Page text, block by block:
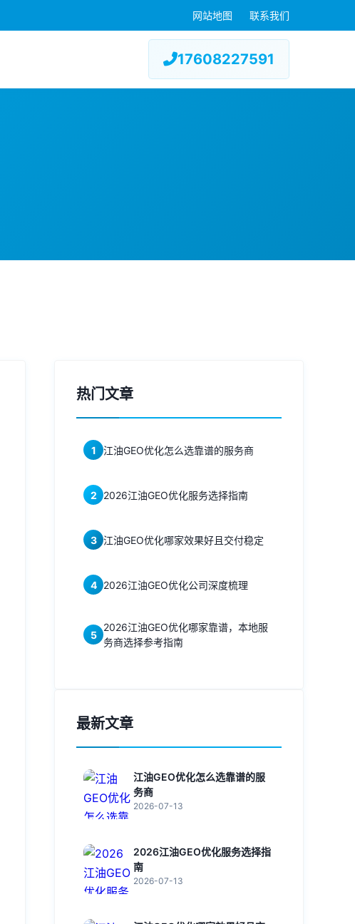
网站地图 联系我们
17608227591
热门文章
1 江油GEO优化怎么选靠谱的服务商
2 2026江油GEO优化服务选择指南
3 江油GEO优化哪家效果好且交付稳定
4 2026江油GEO优化公司深度梳理
5
2026江油GEO优化哪家靠谱，本地服
务商选择参考指南
最新文章
江油GEO优化怎么选靠谱的服
务商
2026-07-13
2026江油GEO优化服务选择指
南
2026-07-13